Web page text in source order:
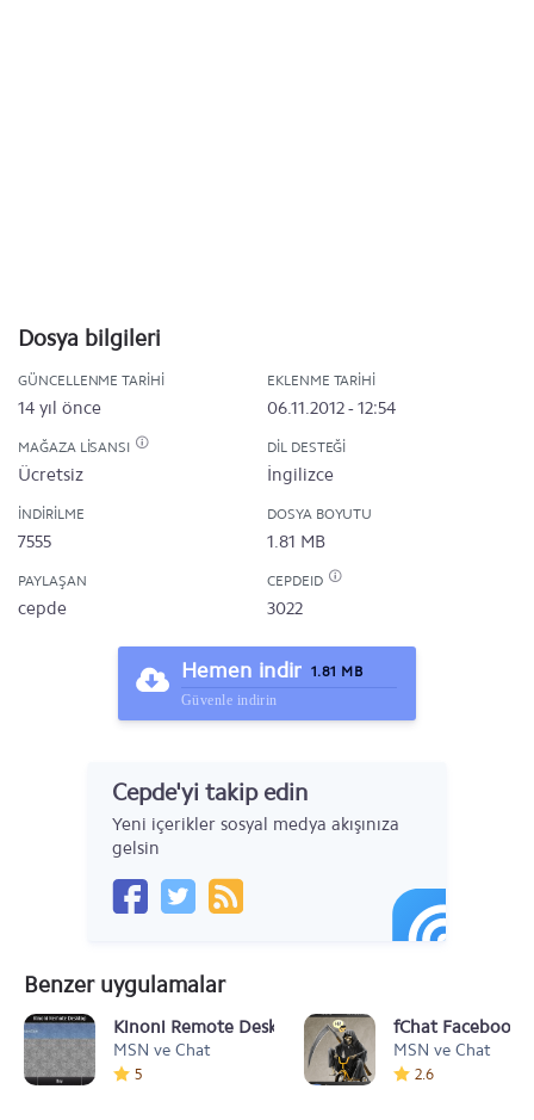
Dosya bilgileri
GÜNCELLENME TARIHI
14 yıl önce
EKLENME TARIHI
06.11.2012 - 12:54
MAĞAZA LISANSI
Ücretsiz
DIL DESTEĞI
İngilizce
İNDIRILME
7555
DOSYA BOYUTU
1.81 MB
PAYLAŞAN
cepde
CEPDEID
3022
Hemen indir 1.81 MB
Güvenle indirin
Cepde'yi takip edin
Yeni içerikler sosyal medya akışınıza
gelsin
Benzer uygulamalar
Kinoni Remote Desktop v.1.02 Signed
MSN ve Chat
5
fChat Facebook
MSN ve Chat
2.6